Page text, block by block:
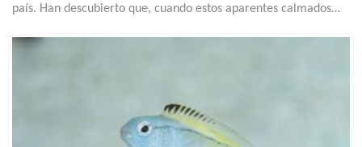
país. Han descubierto que, cuando estos aparentes calmados…